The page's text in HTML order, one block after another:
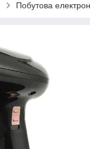
Побутова